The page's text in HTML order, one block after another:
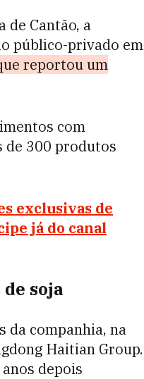
de Cantão, a
público-privado em
reportou um
com
de 300 produtos
exclusivas de
já do canal
soja
da companhia, na
Haitian Group.
depois